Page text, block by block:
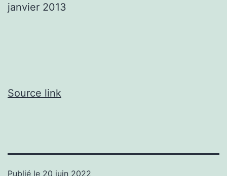
janvier 2013
Source link
Publié le 20 juin 2022